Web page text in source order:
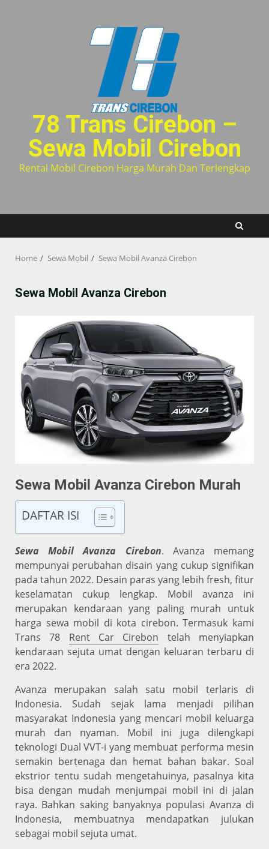
78 Trans Cirebon –
Sewa Mobil Cirebon
Rental Mobil Cirebon Harga Murah Dan Terlengkap
Home Sewa Mobil Sewa Mobil Avanza Cirebon
Sewa Mobil Avanza Cirebon
Sewa Mobil Avanza Cirebon Murah
DAFTAR ISI
Sewa Mobil Avanza Cirebon. Avanza memang
mempunyai perubahan disain yang cukup signifikan
pada tahun 2022. Desain paras yang lebih fresh, fitur
keselamatan cukup lengkap. Mobil avanza ini
merupakan kendaraan yang paling murah untuk
harga sewa mobil di kota cirebon. Termasuk kami
Trans 78 Rent Car Cirebon telah menyiapkan
kendaraan sejuta umat dengan keluaran terbaru di
era 2022.
Avanza merupakan salah satu mobil terlaris di
Indonesia. Sudah sejak lama menjadi pilihan
masyarakat Indonesia yang mencari mobil keluarga
murah dan nyaman. Mobil ini juga dilengkapi
teknologi Dual VVT-i yang membuat performa mesin
semakin bertenaga dan hemat bahan bakar. Soal
ekstrior tentu sudah mengetahuinya, pasalnya kita
bisa dengan mudah menjumpai mobil ini di jalan
raya. Bahkan saking banyaknya populasi Avanza di
Indonesia, membuatnya mendapatkan julukan
sebagai mobil sejuta umat.